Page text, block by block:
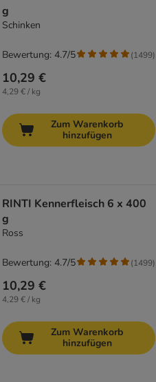
g
Schinken
10,29 €
4,29 € / kg
Bewertung: 4.7/5 (1499)
Zum Warenkorb
hinzufügen
RINTI Kennerfleisch 6 x 400
g
Ross
10,29 €
4,29 € / kg
Bewertung: 4.7/5 (1499)
Zum Warenkorb
hinzufügen